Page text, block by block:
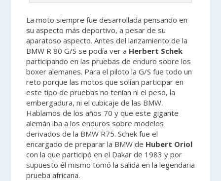
La moto siempre fue desarrollada pensando en
su aspecto más deportivo, a pesar de su
aparatoso aspecto. Antes del lanzamiento de la
BMW R 80 G/S se podía ver a Herbert Schek
participando en las pruebas de enduro sobre los
boxer alemanes. Para el piloto la G/S fue todo un
reto porque las motos que solían participar en
este tipo de pruebas no tenían ni el peso, la
embergadura, ni el cubicaje de las BMW.
Hablamos de los años 70 y que este gigante
alemán iba a los enduros sobre modelos
derivados de la BMW R75. Schek fue el
encargado de preparar la BMW de Hubert Oriol
con la que participó en el Dakar de 1983 y por
supuesto él mismo tomó la salida en la legendaria
prueba africana.